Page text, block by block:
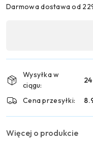
Darmowa dostawa od
płatność
dostawa
Wysyłka w
ciągu:
Cena przesyłki:
Więcej o produkcie